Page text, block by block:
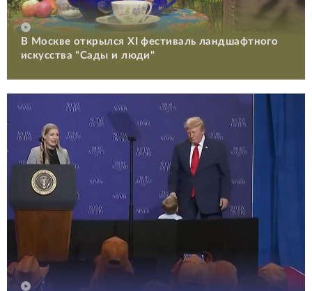
В Москве открылся XI фестиваль ландшафтного
искусства "Сады и люди"